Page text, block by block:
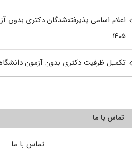
اعلام اسامی پذیرفته‌شدگان دکتری بدون
۱۴۰۵
تکمیل ظرفیت دکتری بدون آزمون دانشگاه
تماس با ما
تماس با ما